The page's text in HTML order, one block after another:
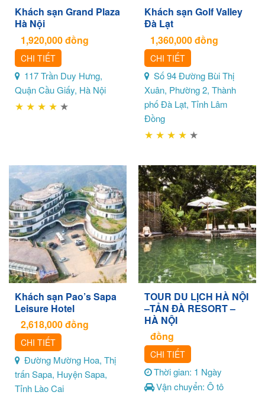
Khách sạn Grand Plaza
Hà Nội
1,920,000đồng
CHI TIẾT
117 Trần Duy Hưng,
Quận Cầu Giấy, Hà Nội
★ ★ ★ ★ ★
Khách sạn Golf Valley
Đà Lạt
1,360,000đồng
CHI TIẾT
Số 94 Đường Bùi Thị
Xuân, Phường 2, Thành
phố Đà Lạt, Tỉnh Lâm
Đồng
★ ★ ★ ★ ★
Khách sạn Pao’s Sapa
Leisure Hotel
2,618,000đồng
CHI TIẾT
Đường Mường Hoa, Thị
trấn Sapa, Huyện Sapa,
Tỉnh Lào Cai
TOUR DU LỊCH HÀ NỘI
–TẢN ĐÀ RESORT –
HÀ NỘI
đồng
CHI TIẾT
Thời gian: 1 Ngày
Vận chuyển: Ô tô